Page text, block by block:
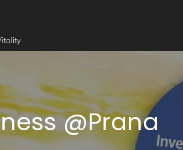
@Prana